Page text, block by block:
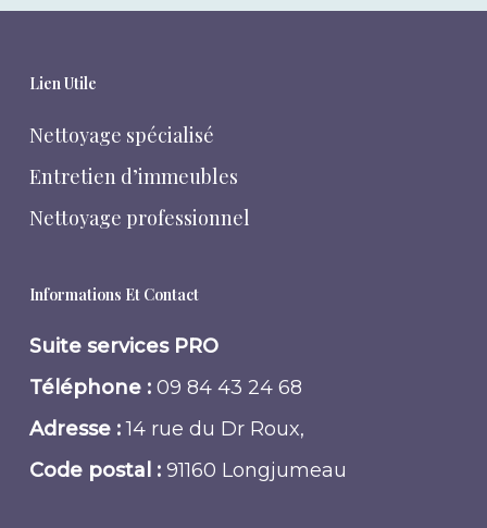
Lien Utile
Nettoyage spécialisé
Entretien d’immeubles
Nettoyage professionnel
Informations Et Contact
Suite services PRO
Téléphone :09 84 43 24 68
Adresse :14 rue du Dr Roux,
Code postal : 91160 Longjumeau